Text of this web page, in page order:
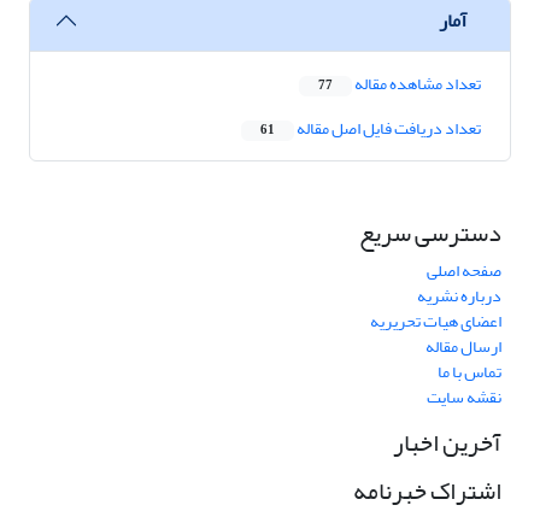
آمار
تعداد مشاهده مقاله 77
تعداد دریافت فایل اصل مقاله 61
دسترسی سریع
صفحه اصلی
درباره نشریه
اعضای هیات تحریریه
ارسال مقاله
تماس با ما
نقشه سایت
آخرین اخبار
اشتراک خبرنامه